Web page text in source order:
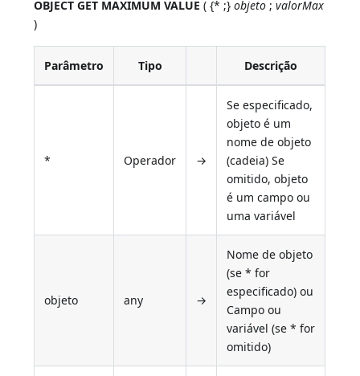
OBJECT GET MAXIMUM VALUE ( {* ;}objeto ;valorMax
)
Parâmetro Tipo Descrição
* Operador →
Se especificado,
objeto é um
nome de objeto
(cadeia) Se
omitido, objeto
é um campo ou
uma variável
objeto any →
Nome de objeto
(se * for
especificado) ou
Campo ou
variável (se * for
omitido)